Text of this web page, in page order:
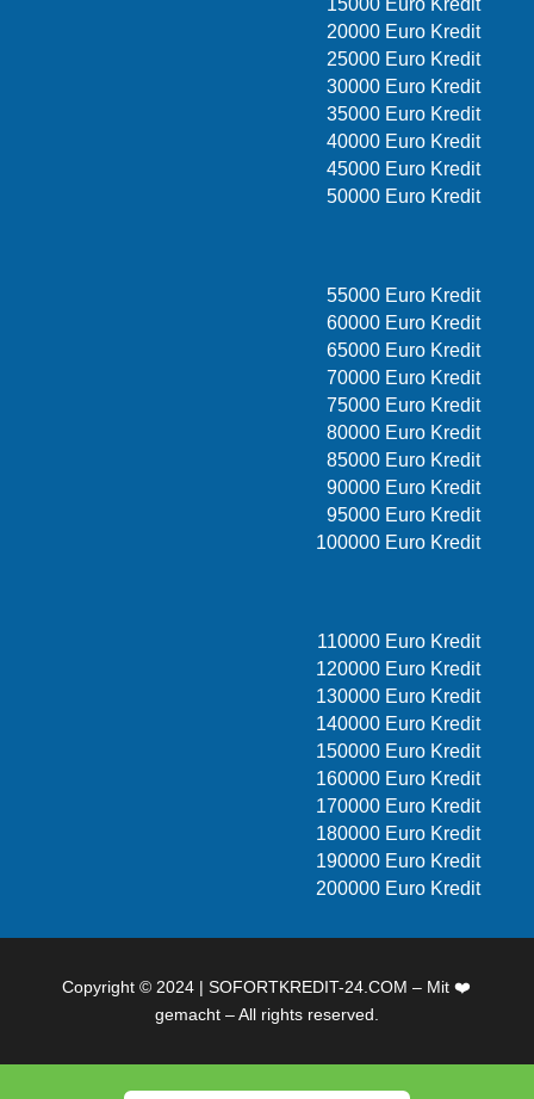
15000 Euro Kredit
20000 Euro Kredit
25000 Euro Kredit
30000 Euro Kredit
35000 Euro Kredit
40000 Euro Kredit
45000 Euro Kredit
50000 Euro Kredit
55000 Euro Kredit
60000 Euro Kredit
65000 Euro Kredit
70000 Euro Kredit
75000 Euro Kredit
80000 Euro Kredit
85000 Euro Kredit
90000 Euro Kredit
95000 Euro Kredit
100000 Euro Kredit
110000 Euro Kredit
120000 Euro Kredit
130000 Euro Kredit
140000 Euro Kredit
150000 Euro Kredit
160000 Euro Kredit
170000 Euro Kredit
180000 Euro Kredit
190000 Euro Kredit
200000 Euro Kredit
Copyright © 2024 | SOFORTKREDIT-24.COM – Mit ❤️
gemacht – All rights reserved.